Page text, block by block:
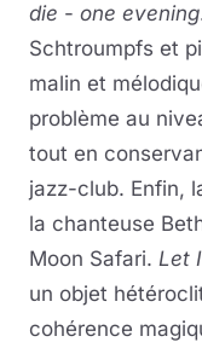
die - one evening
Schtroumpfs et
malin et
problème au
tout en
jazz-club. Enfin,
la chanteuse
Moon Safari. Let
un objet
cohérence